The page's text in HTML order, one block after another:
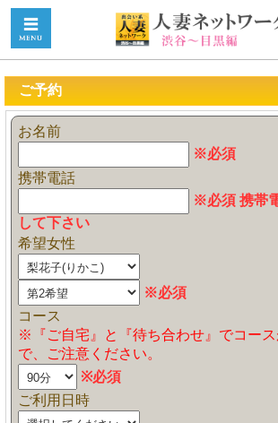
ご予約
お名前
※必須
携帯電話
※必須 携帯
して下さい
希望女性
※必須
コース
※『ご自宅』と『待ち合わせ』でコー
で、ご注意ください。
※必須
ご利用日時